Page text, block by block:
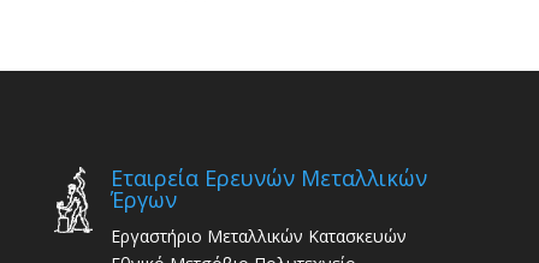
Εταιρεία Ερευνών Μεταλλικών
Έργων
Εργαστήριο Μεταλλικών Κατασκευών